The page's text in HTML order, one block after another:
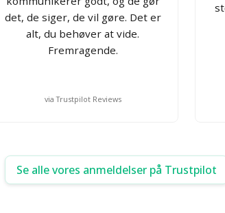
det, de siger, de vil gøre. Det er
alt, du behøver at vide.
Fremragende.
via Trustpilot Reviews
Se alle vores anmeldelser på Trustpilot